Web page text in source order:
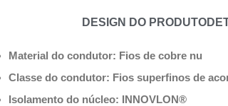
DESIGN DO PRODUTO
Material do condutor: Fios de cobre nu
Classe do condutor: Fios superfinos de
Isolamento do núcleo: INNOVLON®